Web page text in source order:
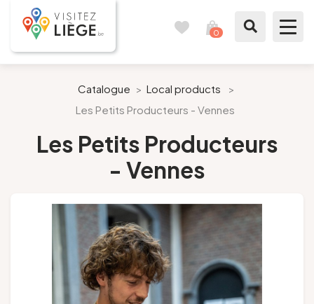
0
Like a citizen of Liège
Prepare my stay
Catalogue > Local products
>
Les Petits Producteurs - Vennes
Les Petits Producteurs
- Vennes